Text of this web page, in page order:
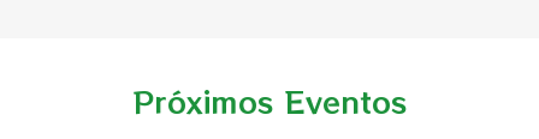
Próximos Eventos